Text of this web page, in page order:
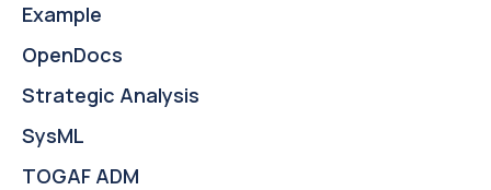
Example
OpenDocs
Strategic Analysis
SysML
TOGAF ADM